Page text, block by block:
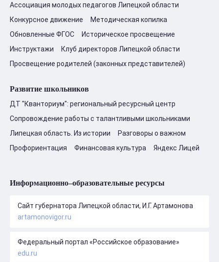
Ассоциация молодых педагогов Липецкой области
Конкурсное движение
Методическая копилка
Обновленные ФГОС
Историческое просвещение
Инструктажи
Клуб директоров Липецкой области
Просвещение родителей (законных представителей)
Развитие школьников
ДТ "Кванториум": региональный ресурсный центр
Сопровождение работы с талантливыми школьниками
Липецкая область. Из истории
Разговоры о важном
Профориентация
Финансовая культура Яндекс Лицей
Информационно–образовательные ресурсы
Сайт губернатора Липецкой области, И.Г. Артамонова
artamonovigor.ru
Федеральный портал «Российское образование»
edu.ru